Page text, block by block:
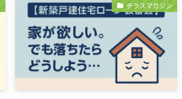
テラスマガジン